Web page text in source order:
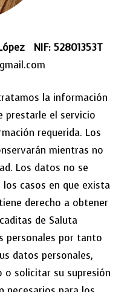
NIF: 52801353T
la información
prestarle el servicio
requerida. Los
mientras no
Los datos no se
casos en que exista
derecho a obtener
de Saluta
personales por tanto
datos personales,
solicitar su supresión